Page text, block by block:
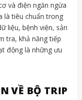
và điện ngăn ngừa
là tiêu chuẩn trong
liệu, bệnh viện, sản
tra, khả năng tiếp
động là những ưu
VỀ BỘ TRIP